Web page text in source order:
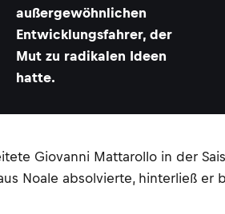
außergewöhnlichen
Entwicklungsfahrer, der
Mut zu radikalen Ideen
hatte.
Giovanni Mattarollo in der
Noale absolvierte, hinterließ